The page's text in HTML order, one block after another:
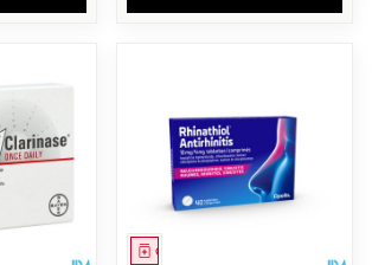
Geneesmiddel